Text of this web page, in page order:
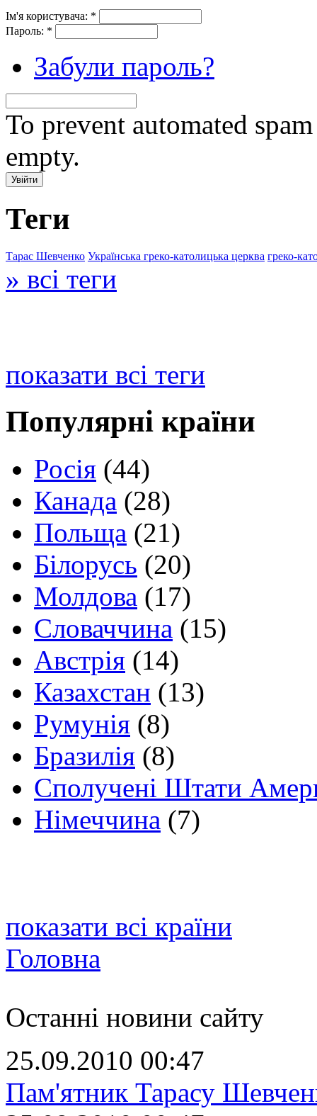
Ім'я користувача: *
Пароль: *
Забули пароль?
To prevent automated
empty.
Теги
Тарас Шевченко Українська греко-католицька церква греко-
» всі теги
показати всі теги
Популярні країни
Росія (44)
Канада (28)
Польща (21)
Білорусь (20)
Молдова (17)
Словаччина (15)
Австрія (14)
Казахстан (13)
Румунія (8)
Бразилія (8)
Сполучені Штати
Німеччина (7)
показати всі країни
Головна
Останні новини сайту
25.09.2010 00:47
Пам'ятник Тарасу